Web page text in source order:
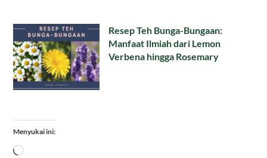
Resep Teh Bunga-Bungaan:
Manfaat Ilmiah dari Lemon
Verbena hingga Rosemary
Menyukai ini:
Memuat...